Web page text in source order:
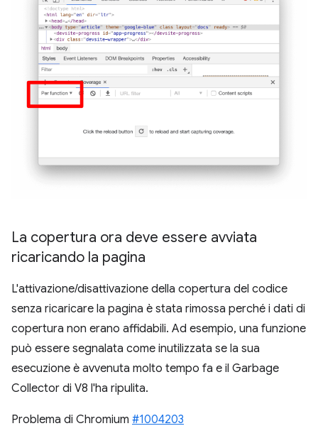
La copertura ora deve essere avviata
ricaricando la pagina
L'attivazione/disattivazione della copertura del codice
senza ricaricare la pagina è stata rimossa perché i dati di
copertura non erano affidabili. Ad esempio, una funzione
può essere segnalata come inutilizzata se la sua
esecuzione è avvenuta molto tempo fa e il Garbage
Collector di V8 l'ha ripulita.
Problema di Chromium #1004203